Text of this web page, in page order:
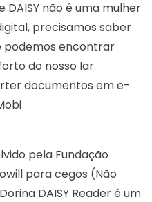
DAISY não é uma mulher
precisamos saber
podemos encontrar
do nosso lar.
documentos em e-
pela Fundação
para cegos (Não
DAISY Reader é um